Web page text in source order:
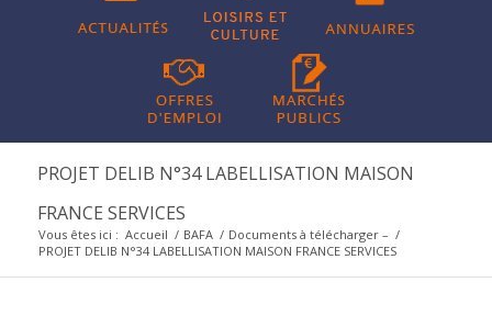
PROJET DELIB N°34 LABELLISATION MAISON
FRANCE SERVICES
Vous êtes ici : Accueil / BAFA / Documents à télécharger – /
PROJET DELIB N°34 LABELLISATION MAISON FRANCE SERVICES